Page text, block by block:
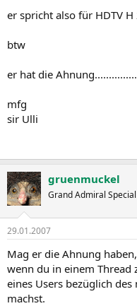
er spricht also für HDTV H
btw
er hat die
mfg
sir Ulli
gruenmuckel
Grand Admiral Special
29.01.2007
Mag er die Ahnung
wenn du in einem Thread
eines Users bezüglich
machst.